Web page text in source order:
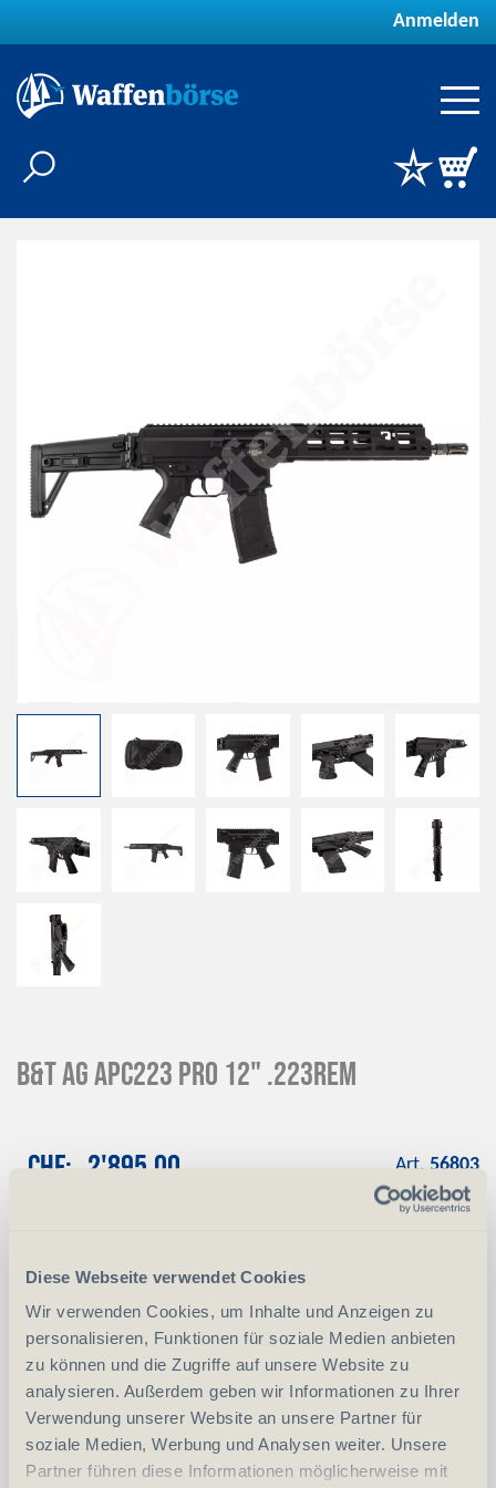
Diese Webseite verwendet Cookies
Wir verwenden Cookies, um Inhalte und Anzeigen zu
personalisieren, Funktionen für soziale Medien anbieten
zu können und die Zugriffe auf unsere Website zu
analysieren. Außerdem geben wir Informationen zu Ihrer
Verwendung unserer Website an unsere Partner für
soziale Medien, Werbung und Analysen weiter. Unsere
Partner führen diese Informationen möglicherweise mit
Anmelden
B&T AG APC223 Pro 12" .223Rem
CHF 2'895.00
wir das gewünschte Produkt
Anzahlung+ CHF 289.50
Art. 56803
vergleichen
Anzahl Stück - +
In den Warenkorb